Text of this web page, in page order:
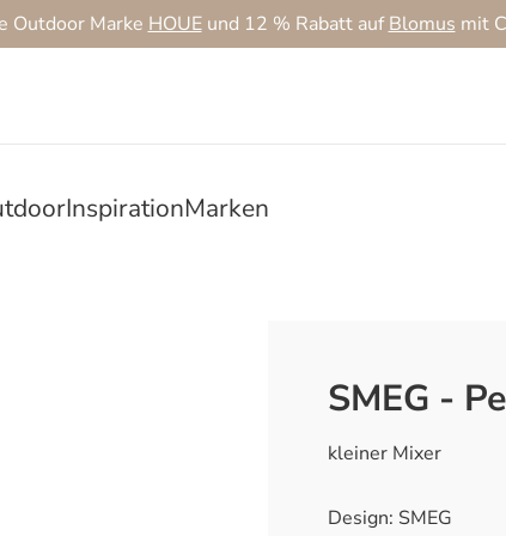
Outdoor Marke HOUEund 12 % Rabatt aufBlomus mit
InspirationMarken
SMEG -
kleiner Mixer
Design: SMEG